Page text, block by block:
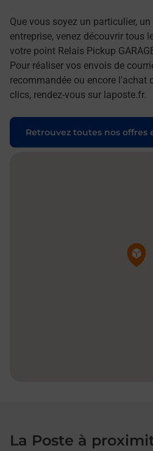
Que vous soyez un particulier,
entreprise, venez découvrir tous
votre point Relais Pickup
Pour réaliser vos envois de
recommandée ou encore l'achat
clics, rendez-vous sur laposte.fr.
Retrouvez toutes nos offres
Pin de la
La Poste à